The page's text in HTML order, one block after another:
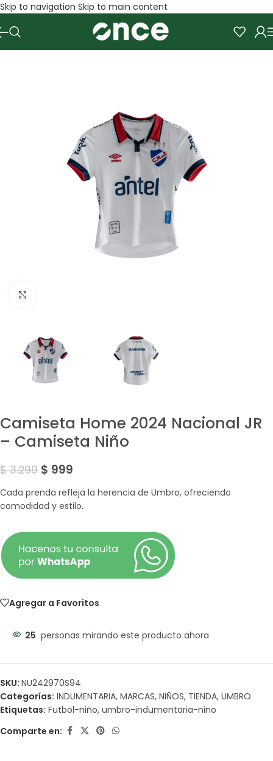
Skip to navigation Skip to main content
Camiseta Home 2024 Nacional JR
– Camiseta Niño
$3.299 $ 999
Cada prenda refleja la herencia de Umbro, ofreciendo
comodidad y estilo.
Agregar a Favoritos
25 personas mirando este producto ahora
SKU: NU242970S94
Categorías: INDUMENTARIA, MARCAS, NIÑOS, TIENDA, UMBRO
Etiquetas: Futbol-niño, umbro-indumentaria-nino
Comparte en: